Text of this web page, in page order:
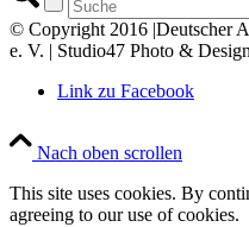
© Copyright 2016 |Deutscher
e. V. | Studio47 Photo &
Link zu Facebook
Nach oben scrollen
This site uses cookies. By
agreeing to our use of cookies.